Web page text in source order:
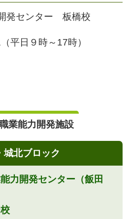
発センター 板橋校
平日９時～17時）
業能力開発施設
城北ブロック
力開発センター（飯田